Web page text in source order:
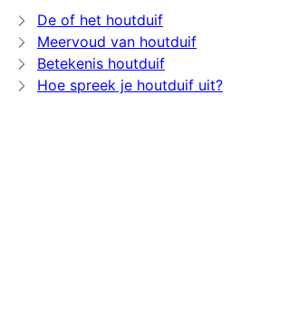
De of het houtduif
Meervoud van houtduif
Betekenis houtduif
Hoe spreek je houtduif uit?